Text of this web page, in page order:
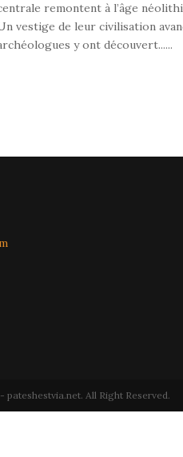
remontent à l’âge
vestige de leur civilisation
y ont découvert......
pateshestvia.net. All Right Reserved.